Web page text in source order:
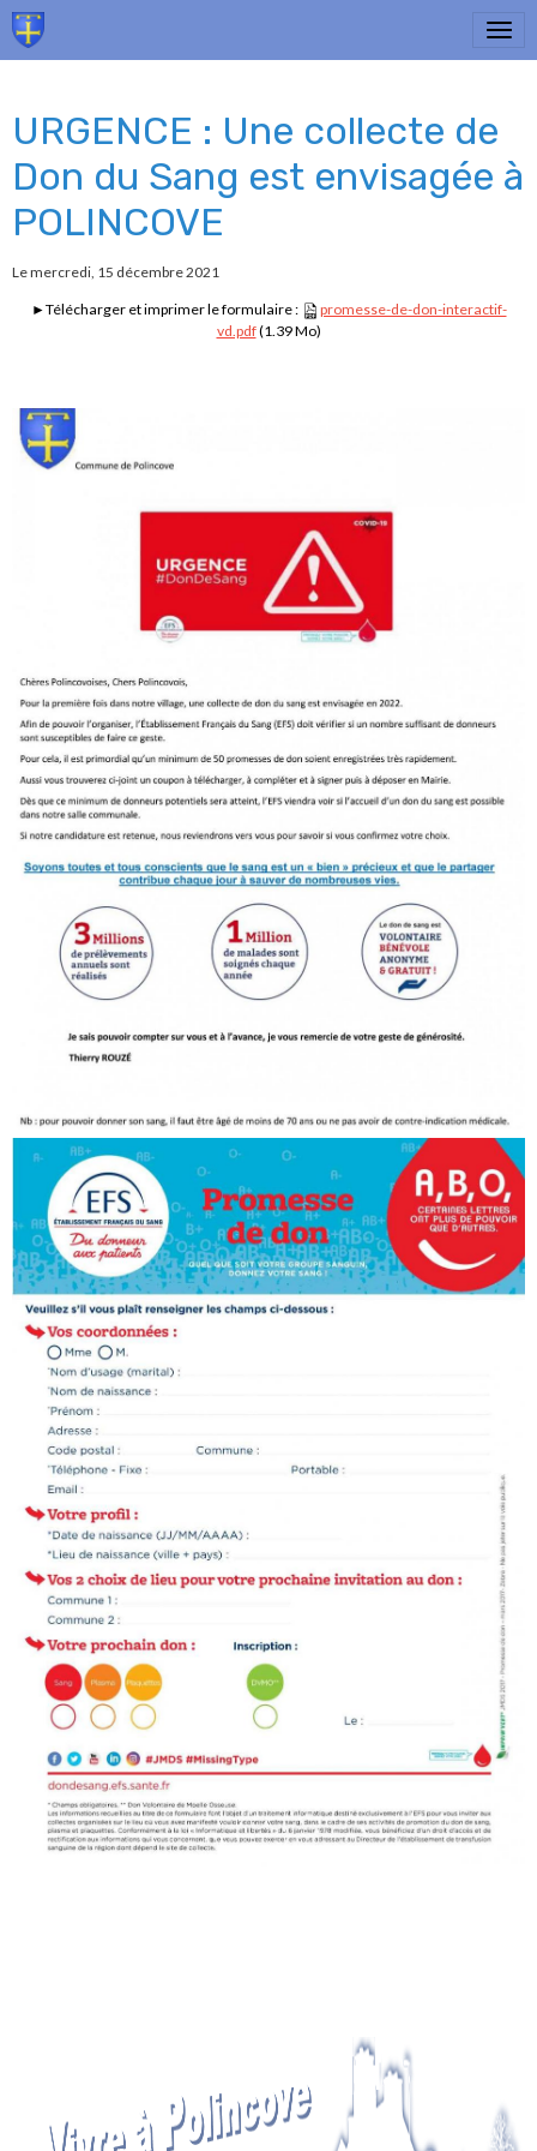
URGENCE : Une collecte de
Don du Sang est envisagée à
POLINCOVE
Le mercredi, 15 décembre 2021
►Télécharger et imprimer le formulaire :
promesse-de-don-interactif-
vd.pdf(1.39 Mo)